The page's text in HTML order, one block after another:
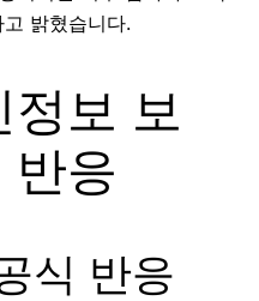
밝혔습니다.
정보 보
반응
식 반응